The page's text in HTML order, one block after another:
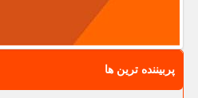
پربیننده ترین ها